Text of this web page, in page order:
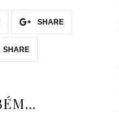
SHARE
SHARE